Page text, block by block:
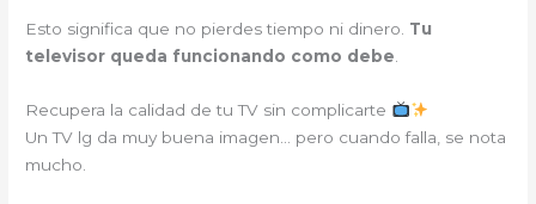
Esto significa que no pierdes tiempo ni dinero. Tu
televisor queda funcionando como debe
Recupera la calidad de tu TV sin complicarte
Un TV lg da muy buena imagen… pero cuando falla, se nota
mucho.